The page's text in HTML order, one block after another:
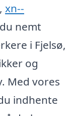
xn--
nemt
i Fjelsø,
og
Med vores
indhente